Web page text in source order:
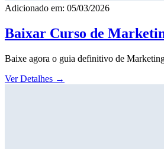
Adicionado em: 05/03/2026
Baixar Curso de
Baixe agora o guia definitivo de
Ver Detalhes →